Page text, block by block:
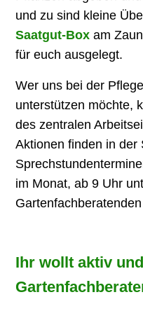
und zu sind kleine
Saatgut-Box am
für euch ausgelegt.
Wer uns bei der
unterstützen möchte,
des zentralen
Aktionen finden in der
im Monat, ab 9 Uhr
Ihr wollt aktiv